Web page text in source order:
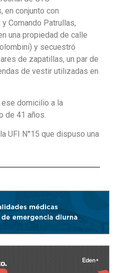
en conjunto con
Comando Patrullas,
una propiedad de calle
y secuestró
de zapatillas, un par de
de vestir utilizadas en
domicilio a la
de 41 años.
UFI N°15 que dispuso una